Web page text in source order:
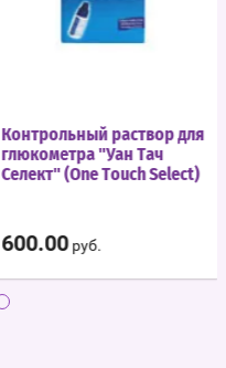
Контрольный раствор для
глюкометра "Уан Тач
Селект" (One Touch Select)
600.00руб.